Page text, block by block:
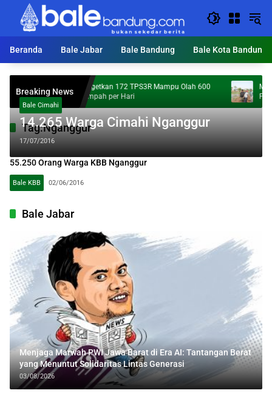
Langsung
konten
Beranda
Bale Jabar Bale Bandung Bale Kota Bandung
Breaking NewsKDS Targetkan 172 TPS3R Mampu Olah 600
Ton Sampah per Hari
Mumpung
Tag:Nganggur
Bale Cimahi
14.265 Warga Cimahi Nganggur
17/07/2016
55.250 Orang Warga KBB Nganggur
Bale KBB 02/06/2016
Bale Jabar
Menjaga Marwah PWI Jawa Barat di Era AI: Tantangan Berat
yang Menuntut Solidaritas Lintas Generasi
03/08/2026